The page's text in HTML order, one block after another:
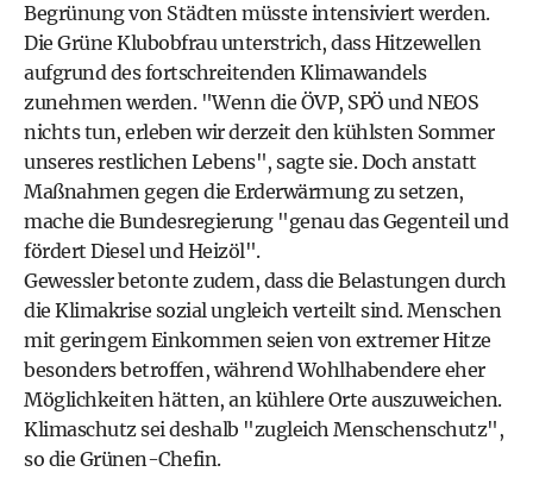
Begrünung von Städten müsste intensiviert werden.
Die Grüne Klubobfrau unterstrich, dass Hitzewellen
aufgrund des fortschreitenden Klimawandels
zunehmen werden. "Wenn die ÖVP, SPÖ und NEOS
nichts tun, erleben wir derzeit den kühlsten Sommer
unseres restlichen Lebens", sagte sie. Doch anstatt
Maßnahmen gegen die Erderwärmung zu setzen,
mache die Bundesregierung "genau das Gegenteil und
fördert Diesel und Heizöl".
Gewessler betonte zudem, dass die Belastungen durch
die Klimakrise sozial ungleich verteilt sind. Menschen
mit geringem Einkommen seien von extremer Hitze
besonders betroffen, während Wohlhabendere eher
Möglichkeiten hätten, an kühlere Orte auszuweichen.
Klimaschutz sei deshalb "zugleich Menschenschutz",
so die Grünen-Chefin.